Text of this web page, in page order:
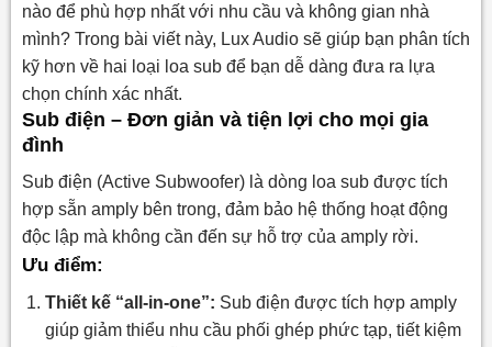
nào để phù hợp nhất với nhu cầu và không gian nhà
mình? Trong bài viết này, Lux Audio sẽ giúp bạn phân tích
kỹ hơn về hai loại loa sub để bạn dễ dàng đưa ra lựa
chọn chính xác nhất.
Sub điện – Đơn giản và tiện lợi cho mọi gia
đình
Sub điện (Active Subwoofer) là dòng loa sub được tích
hợp sẵn amply bên trong, đảm bảo hệ thống hoạt động
độc lập mà không cần đến sự hỗ trợ của amply rời.
Ưu điểm:
Thiết kế “all-in-one”: Sub điện được tích hợp amply
giúp giảm thiểu nhu cầu phối ghép phức tạp, tiết kiệm